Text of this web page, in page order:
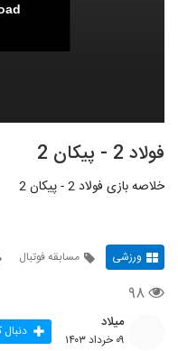
فولاد 2 - پیکان 2
خلاصه بازی فولاد 2 - پیکان 2
ورزشی مسابقه فوتبال
۹۸
میلاد
۰۹ خرداد ۱۴۰۳ دنبال